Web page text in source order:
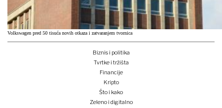
Volkswagen pred 50 tisuća novih otkaza i zatvaranjem tvornica
Biznis i politika
Tvrtke i tržišta
Financije
Kripto
Što i kako
Zeleno i digitalno